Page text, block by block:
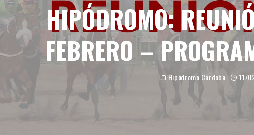
HIPÓDROMO:
FEBRERO –
Hipódromo Córdoba 11/